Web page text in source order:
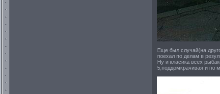
Еще был случай(на
поехал по делам в
Ну и класика всех
5,поддомкрачивая и по